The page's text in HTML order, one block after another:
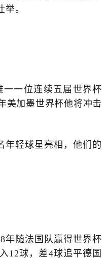
。
一位连续五届世界杯
美加墨世界杯他将冲击
年轻球星亮相，他们的
年随法国队赢得世界杯
12球，差4球追平德国